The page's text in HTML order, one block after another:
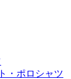
・ポロシャツ